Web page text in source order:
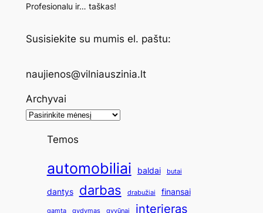
Profesionalu ir… taškas!
Susisiekite su mumis el. paštu:
naujienos@vilniauszinia.lt
Archyvai
Temos
automobiliai baldai butai
dantys darbas drabužiai finansai
gamta gydymas gyvūnai interjeras